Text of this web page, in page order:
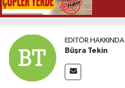
EDITÖR HAKKINDA
Büşra Tekin